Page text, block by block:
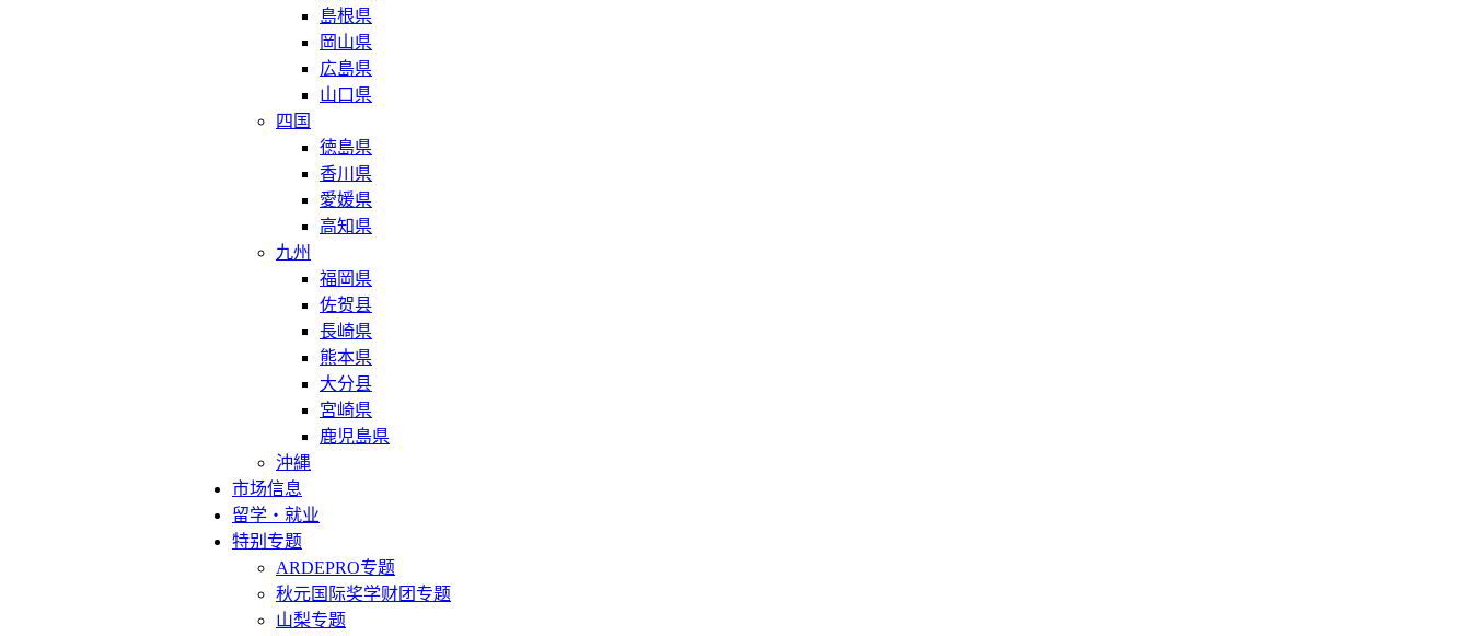
島根県
岡山県
広島県
山口県
四国
徳島県
香川県
愛媛県
高知県
九州
福岡県
佐贺县
長崎県
熊本県
大分县
宮崎県
鹿児島県
沖縄
市场信息
留学・就业
特别专题
ARDEPRO专题
秋元国际奖学财团专题
山梨专题